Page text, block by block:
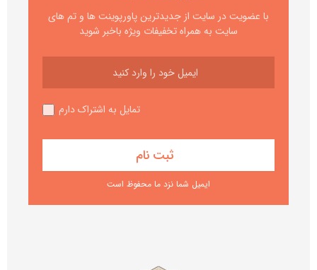
با عضویت در سایت از جدیدترین پاورپوینت ها و تم های
سایت به همراه تخفیفات ویژه باخبر شوید
تمایل به اشتراک دارم
ایمیل شما نزد ما محفوظ است